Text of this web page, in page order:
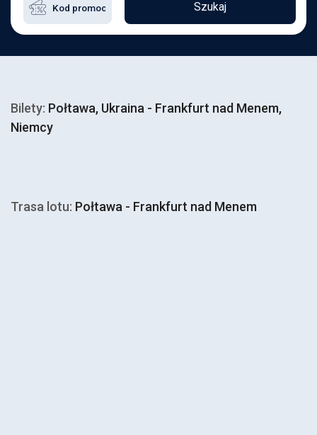
Szukaj
Bilety: Połtawa, Ukraina - Frankfurt nad Menem,
Niemcy
Trasa lotu: Połtawa - Frankfurt nad Menem